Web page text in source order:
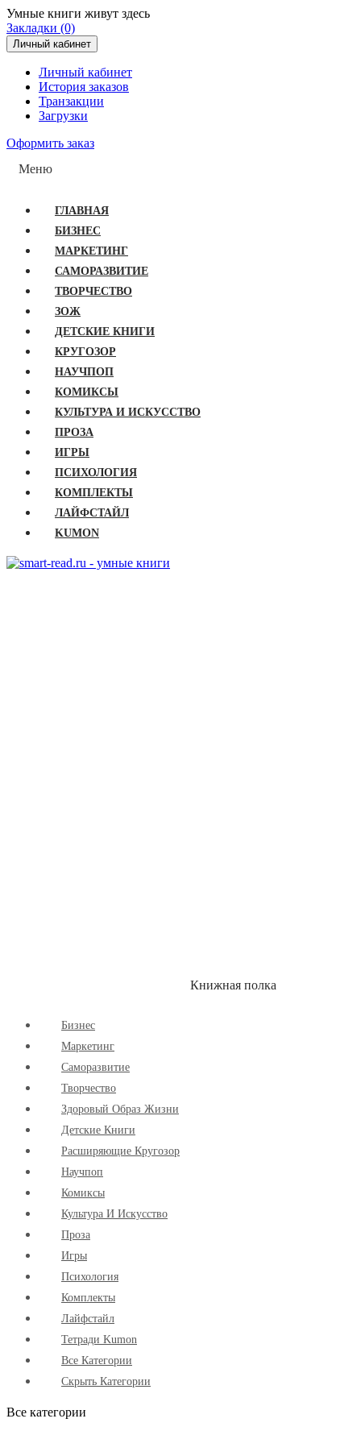
Умные книги живут здесь
Закладки (0)
Личный кабинет
Личный кабинет
История заказов
Транзакции
Загрузки
Оформить заказ
Меню
ГЛАВНАЯ
БИЗНЕС
МАРКЕТИНГ
САМОРАЗВИТИЕ
ТВОРЧЕСТВО
ЗОЖ
ДЕТСКИЕ КНИГИ
КРУГОЗОР
НАУЧПОП
КОМИКСЫ
КУЛЬТУРА И ИСКУССТВО
ПРОЗА
ИГРЫ
ПСИХОЛОГИЯ
КОМПЛЕКТЫ
ЛАЙФСТАЙЛ
KUMON
Книжная полка
Бизнес
Маркетинг
Cаморазвитие
Творчество
Здоровый Образ Жизни
Детские Книги
Расширяющие Кругозор
Научпоп
Комиксы
Культура И Искусство
Проза
Игры
Психология
Комплекты
Лайфстайл
Тетради Kumon
Все Категории
Скрыть Категории
Все категории